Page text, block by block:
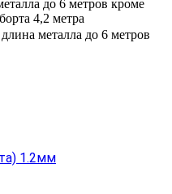
до 6 метров кроме
4,2 метра
металла до 6 метров
1.2мм